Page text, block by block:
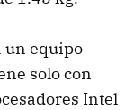
un equipo
solo con
Intel